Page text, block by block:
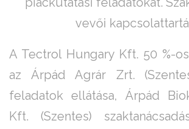
vevői
A Tectrol Hungary Kft. 50 %-
az Árpád Agrár Zrt.
feladatok ellátása, Árpád
Kft. (Szentes)